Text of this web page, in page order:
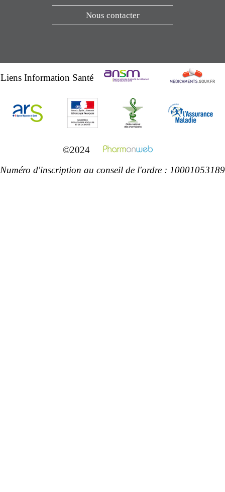
Nous contacter
Liens Information Santé
©2024
Numéro d'inscription au conseil de l'ordre : 10001053189